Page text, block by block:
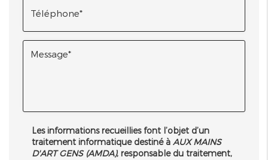
Les informations recueillies font l’objet d’un
traitement informatique destiné à AUX MAINS
D'ART GENS (AMDA), responsable du traitement,